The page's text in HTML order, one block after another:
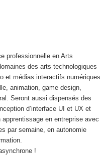
professionnelle en Arts
des arts technologiques
et médias interactifs numériques
animation, game design,
Seront aussi dispensés des
d’interface UI et UX et
en entreprise avec
par semaine, en autonomie
!